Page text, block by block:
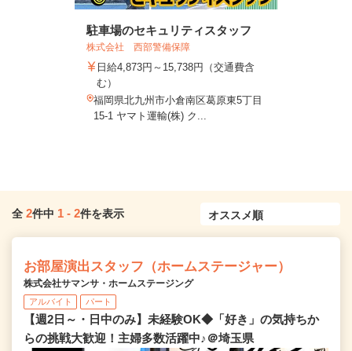
駐車場のセキュリティスタッフ
株式会社 西部警備保障
日給4,873円～15,738円（交通費含
む）
福岡県北九州市小倉南区葛原東5丁目
15-1 ヤマト運輸(株) ク...
全 2件中 1 - 2件を表示
お部屋演出スタッフ（ホームステージャー）
株式会社サマンサ・ホームステージング
アルバイト パート
【週2日～・日中のみ】未経験OK◆「好き」の気持ちか
らの挑戦大歓迎！主婦多数活躍中♪＠埼玉県